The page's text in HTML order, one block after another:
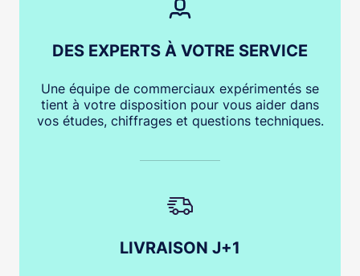
DES EXPERTS À VOTRE SERVICE
Une équipe de commerciaux expérimentés se
tient à votre disposition pour vous aider dans
vos études, chiffrages et questions techniques.
LIVRAISON J+1